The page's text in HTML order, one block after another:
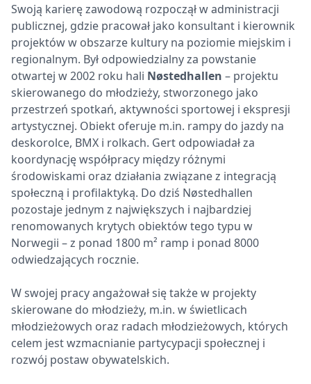
Swoją karierę zawodową rozpoczął w administracji
publicznej, gdzie pracował jako konsultant i kierownik
projektów w obszarze kultury na poziomie miejskim i
regionalnym. Był odpowiedzialny za powstanie
otwartej w 2002 roku hali Nøstedhallen – projektu
skierowanego do młodzieży, stworzonego jako
przestrzeń spotkań, aktywności sportowej i ekspresji
artystycznej. Obiekt oferuje m.in. rampy do jazdy na
deskorolce, BMX i rolkach. Gert odpowiadał za
koordynację współpracy między różnymi
środowiskami oraz działania związane z integracją
społeczną i profilaktyką. Do dziś Nøstedhallen
pozostaje jednym z największych i najbardziej
renomowanych krytych obiektów tego typu w
Norwegii – z ponad 1800 m² ramp i ponad 8000
odwiedzających rocznie.
W swojej pracy angażował się także w projekty
skierowane do młodzieży, m.in. w świetlicach
młodzieżowych oraz radach młodzieżowych, których
celem jest wzmacnianie partycypacji społecznej i
rozwój postaw obywatelskich.